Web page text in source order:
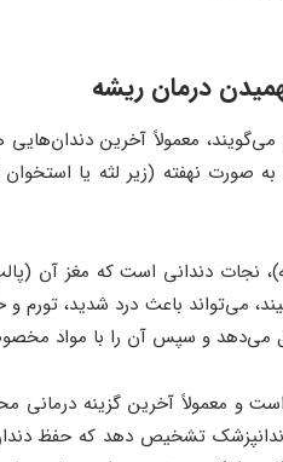
درمان ریشه
صورت نهفته (زیر لثه یا
نجات دندانی است که مغز آن
می‌تواند باعث درد شدید،
می‌دهد و سپس آن را با مواد
و معمولاً آخرین گزینه
تشخیص دهد که حفظ